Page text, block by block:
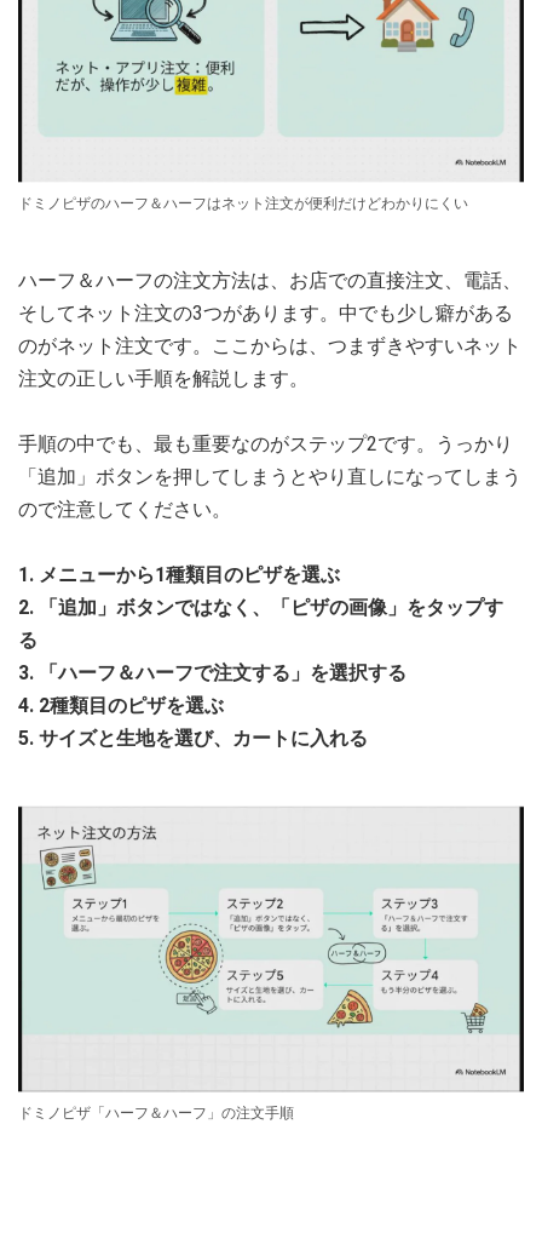
ドミノピザのハーフ＆ハーフはネット注文が便利だけどわかりにくい
ハーフ＆ハーフの注文方法は、お店での直接注文、電話、
そしてネット注文の3つがあります。中でも少し癖がある
のがネット注文です。ここからは、つまずきやすいネット
注文の正しい手順を解説します。
手順の中でも、最も重要なのがステップ2です。うっかり
「追加」ボタンを押してしまうとやり直しになってしまう
ので注意してください。
1. メニューから1種類目のピザを選ぶ
2. 「追加」ボタンではなく、「ピザの画像」をタップす
る
3. 「ハーフ＆ハーフで注文する」を選択する
4. 2種類目のピザを選ぶ
5. サイズと生地を選び、カートに入れる
ドミノピザ「ハーフ＆ハーフ」の注文手順